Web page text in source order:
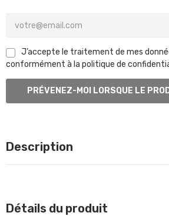
J’accepte le traitement de mes
conformément à la politique de
PRÉVENEZ-MOI LORSQUE LE
Description
Détails du produit